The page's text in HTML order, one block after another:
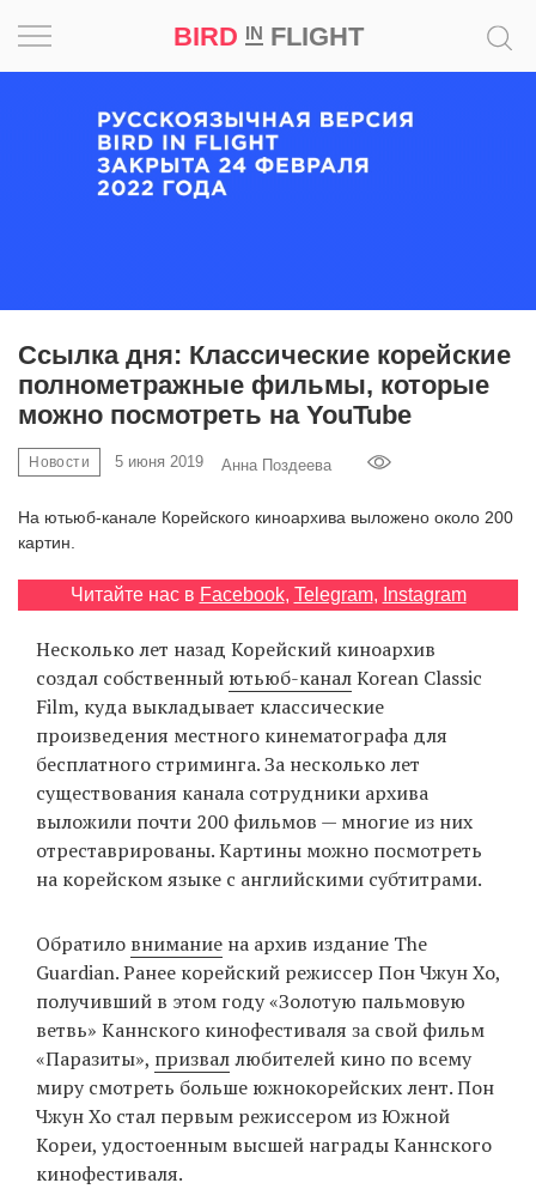
BIRD INFLIGHT
EN
UA
Ссылка дня: Классические корейские
полнометражные фильмы, которые
можно посмотреть на YouTube
Новости 5 июня 2019 Анна Поздеева
На ютьюб-канале Корейского киноархива выложено около 200
картин.
Читайте нас в Facebook, Telegram, Instagram
Несколько лет назад Корейский киноархив
создал собственный ютьюб-каналKorean Classic
Film, куда выкладывает классические
произведения местного кинематографа для
бесплатного стриминга. За несколько лет
существования канала сотрудники архива
выложили почти 200 фильмов — многие из них
отреставрированы. Картины можно посмотреть
на корейском языке с английскими субтитрами.
Обратило внимание на архив издание The
Guardian. Ранее корейский режиссер Пон Чжун Хо,
получивший в этом году «Золотую пальмовую
ветвь» Каннского кинофестиваля за свой фильм
«Паразиты», призваллюбителей кино по всему
миру смотреть больше южнокорейских лент. Пон
Чжун Хо стал первым режиссером из Южной
Кореи, удостоенным высшей награды Каннского
кинофестиваля.